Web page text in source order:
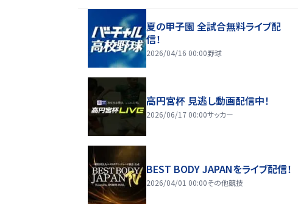
夏の甲子園 全試合無料ライブ配
信！
2026/04/16 00:00野球
高円宮杯 見逃し動画配信中！
2026/06/17 00:00サッカー
BEST BODY JAPANをライブ配信！
2026/04/01 00:00その他競技